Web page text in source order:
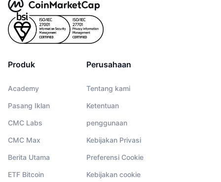
Produk
Academy
Pasang Iklan
CMC Labs
CMC Max
Berita Utama
ETF Bitcoin
Perusahaan
Tentang kami
Ketentuan
penggunaan
Kebijakan Privasi
Preferensi Cookie
Kebijakan cookie